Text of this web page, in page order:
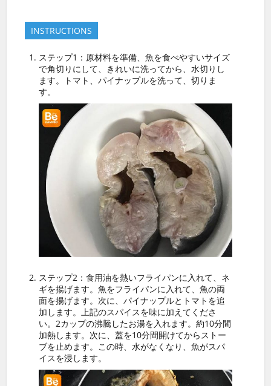
INSTRUCTIONS
ステップ1：原材料を準備、魚を食べやすいサイズ
で角切りにして、きれいに洗ってから、水切りし
ます。トマト、パイナップルを洗って、切りま
す。
ステップ2：食用油を熱いフライパンに入れて、ネ
ギを揚げます。魚をフライパンに入れて、魚の両
面を揚げます。次に、パイナップルとトマトを追
加します。上記のスパイスを味に加えてくださ
い。2カップの沸騰したお湯を入れます。約10分間
加熱します。次に、蓋を10分間開けてからストー
ブを止めます。この時、水がなくなり、魚がスパ
イスを浸します。